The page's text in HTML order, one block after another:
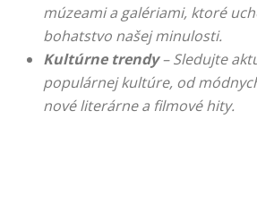
múzeami a galériami, ktoré
bohatstvo našej minulosti.
Kultúrne trendy– Sledujte
populárnej kultúre, od
nové literárne a filmové hity.